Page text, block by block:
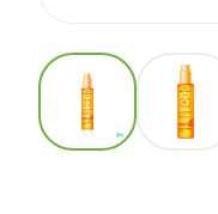
View larger